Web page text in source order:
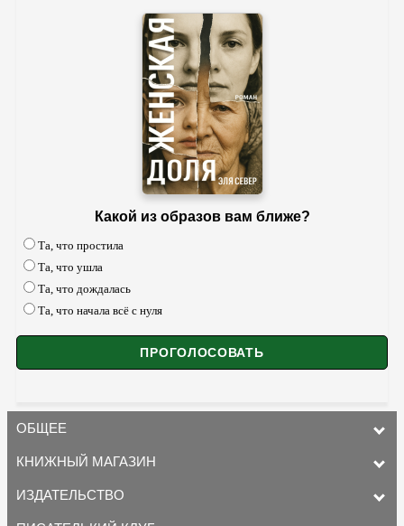
Какой из образов вам ближе?
Та, что простила
Та, что ушла
Та, что дождалась
Та, что начала всё с нуля
ОБЩЕЕ
КНИЖНЫЙ МАГАЗИН
ИЗДАТЕЛЬСТВО